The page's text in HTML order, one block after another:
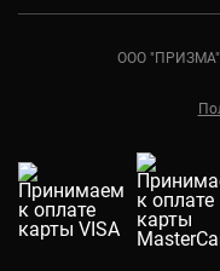
Ремонт
Санкт-Петербург
Новосибирск
Калининград
Челябинск
ООО "ПРИЗМА"